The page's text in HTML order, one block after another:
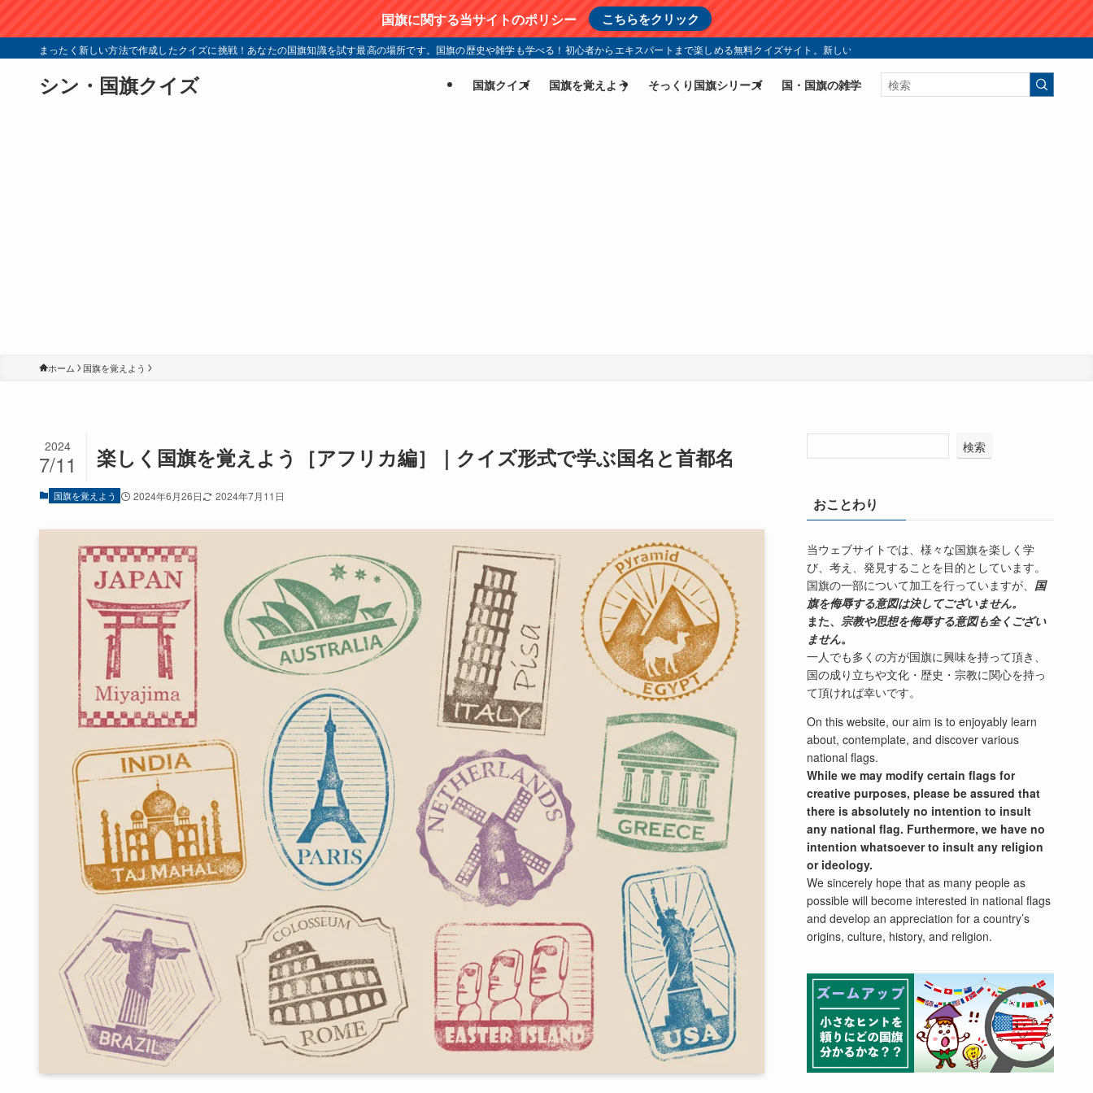
国旗に関する当サイトのポリシー こちらをクリック
まったく新しい方法で作成したクイズに挑戦！あなたの国旗知識を試す最高の場所です。国旗の歴史や雑学も学べる！初心者からエキスパートまで楽しめる無料クイズサイト。新しい国旗クイズの楽しみ方を今すぐ体験！ | シン・国旗ク
シン・国旗クイズ 国旗クイズ 国旗を覚えよう そっくり国旗シリーズ 国・国旗の雑学
ホーム 国旗を覚えよう
楽しく国旗を覚えよう［アフリカ編］｜クイズ形式で学ぶ国名と首都名
2024
7/11
国旗を覚えよう 2024年6月26日 2024年7月11日
検索
おことわり
当ウェブサイトでは、様々な国旗を楽しく学
び、考え、発見することを目的としています。
国旗の一部について加工を行っていますが、 国
旗を侮辱する意図は決してございません。
また、 宗教や思想を侮辱する意図も全くござい
ません。
一人でも多くの方が国旗に興味を持って頂き、
国の成り立ちや文化・歴史・宗教に関心を持っ
て頂ければ幸いです。
On this website, our aim is to enjoyably learn
about, contemplate, and discover various
national flags.
While we may modify certain flags for
creative purposes, please be assured that
there is absolutely no intention to insult
any national flag. Furthermore, we have no
intention whatsoever to insult any religion
or ideology.
We sincerely hope that as many people as
possible will become interested in national flags
and develop an appreciation for a country’s
origins, culture, history, and religion.